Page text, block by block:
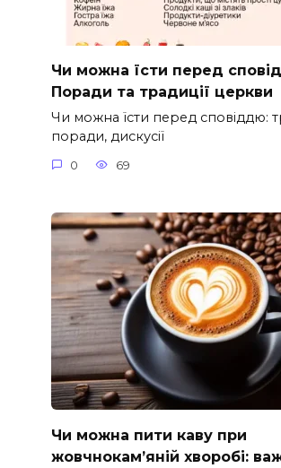
Чи можна їсти перед
Поради та традиції церкви
Чи можна їсти перед сповіддю:
поради, дискусії
0 69
Чи можна пити каву при
жовчнокам’яній хворобі: